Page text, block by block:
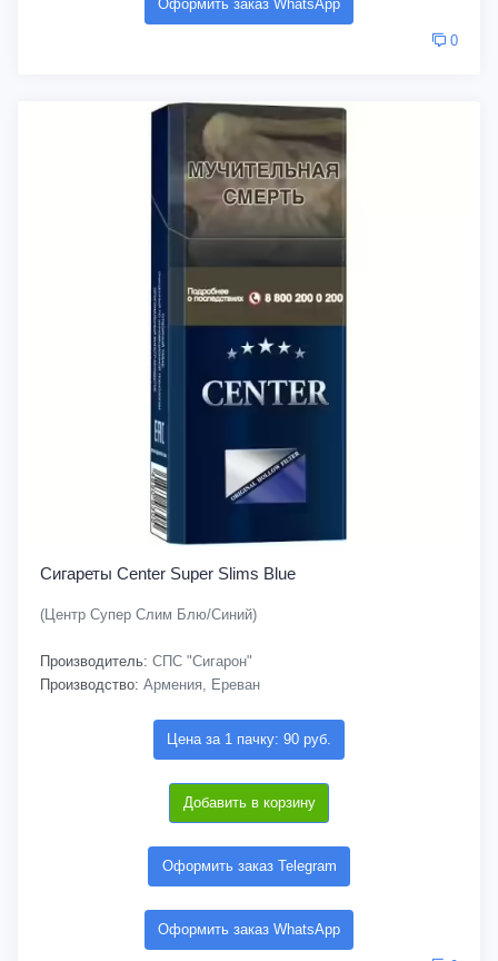
Оформить заказ WhatsApp
0
Сигареты Center Super Slims Blue
(Центр Супер Слим Блю/Синий)
Производитель: СПС "Сигарон"
Производство: Армения, Ереван
Цена за 1 пачку: 90 руб.
Добавить в корзину
Оформить заказ Telegram
Оформить заказ WhatsApp